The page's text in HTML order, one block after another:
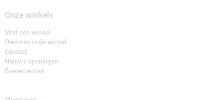
Onze winkels
Vind een winkel
Diensten in de winkel
Contact
Nieuwe openingen
Evenementen